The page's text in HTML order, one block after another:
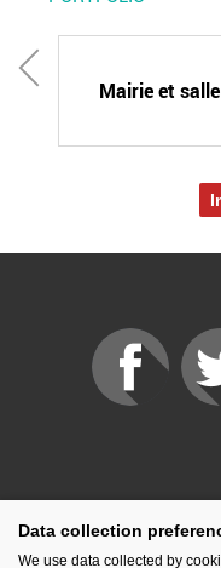
Mairie et
par : Financé par :
Data collection
We use data collected by